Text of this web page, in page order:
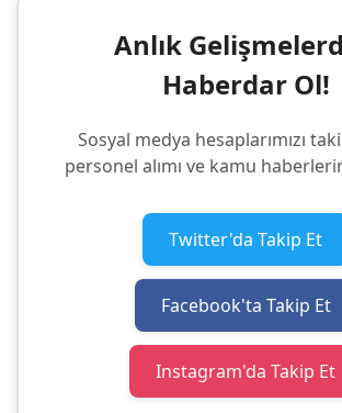
Anlık
Haberdar Ol!
Sosyal medya hesaplarımızı
personel alımı ve kamu
Twitter'da Takip Et
Facebook'ta Takip Et
Instagram'da Takip Et